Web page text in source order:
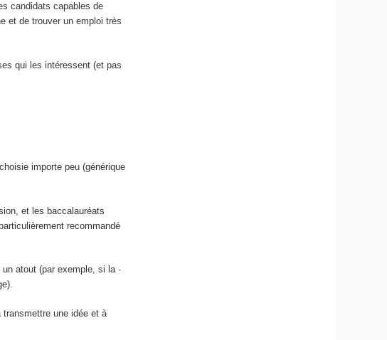
candidats capables de
et de trouver un emploi très
qui les intéressent (et pas
importe peu (générique
et les baccalauréats
recommandé
atout (par exemple, si la ·
transmettre une idée et à